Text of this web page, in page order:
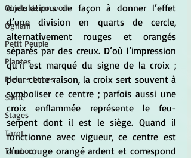
Objets de pouvoir
Ogham
Petit Peuple
Plantes
Pleines Lunes
Santé
Stages
Tarot
Tambour
ondulations de façon à donner l’effet
d’une division en quarts de cercle,
alternativement rouges et orangés
séparés par des creux. D’où l’impression
qu’il est marqué du signe de la croix ;
pour cette raison, la croix sert souvent à
symboliser ce centre ; parfois aussi une
croix enflammée représente le feu-
serpent dont il est le siège. Quand il
fonctionne avec vigueur, ce centre est
d’un rouge orangé ardent et correspond